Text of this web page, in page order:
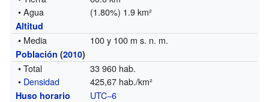
• Agua
(1.80%) 1.9 km²
Altitud
• Media 100 y 100 m s. n. m.
Población (2010)
• Total
33 960 hab.
• Densidad 425,67 hab./km²
Huso horario
UTC−6